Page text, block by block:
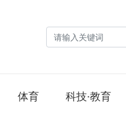
体育 科技·教育